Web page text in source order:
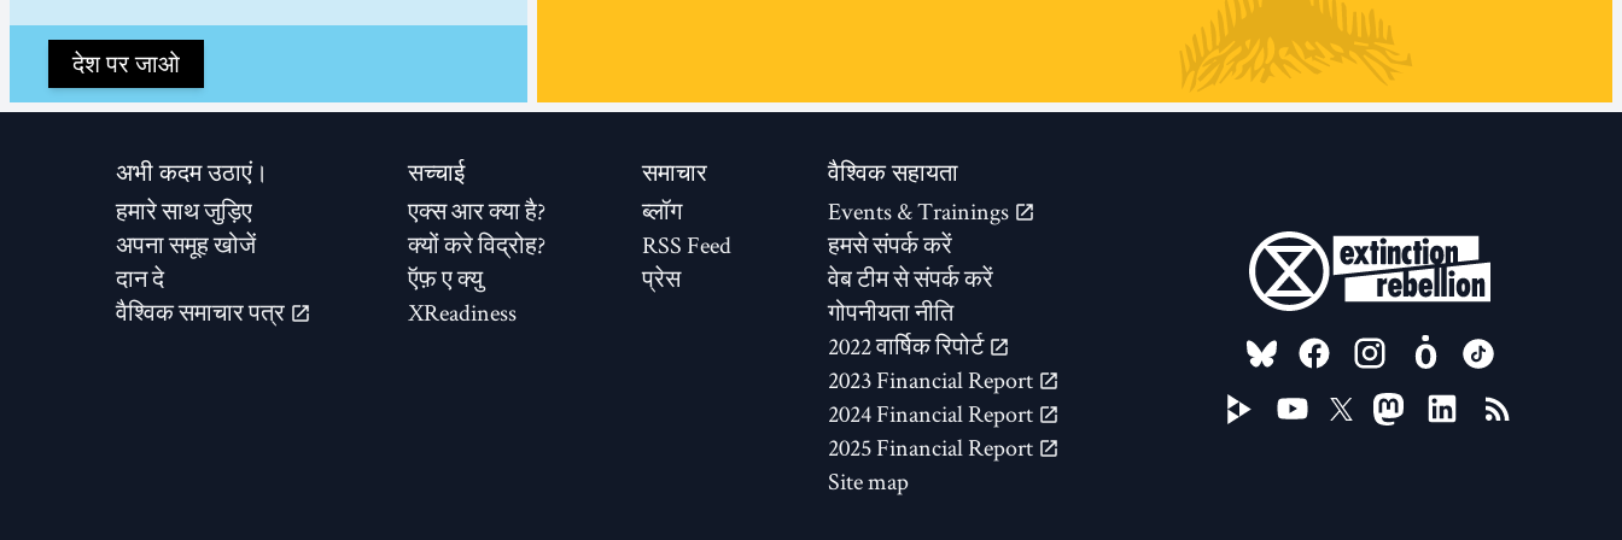
देश पर जाओ
अभी कदम उठाएं।
हमारे साथ जुड़िए
अपना समूह खोजें
दान दे
वैश्विक समाचार पत्र
सच्चाई
एक्स आर क्या है?
क्यों करे विद्रोह?
ऍफ़ ए क्यु
XReadiness
समाचार
ब्लॉग
RSS Feed
प्रेस
वैश्विक सहायता
Events & Trainings
हमसे संपर्क करें
वेब टीम से संपर्क करें
गोपनीयता नीति
2022 वार्षिक रिपोर्ट
2023 Financial Report
2024 Financial Report
2025 Financial Report
Site map
FOLLOW US ON